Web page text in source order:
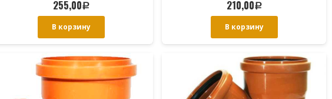
255,00Р
В корзину
210,00Р
В корзину